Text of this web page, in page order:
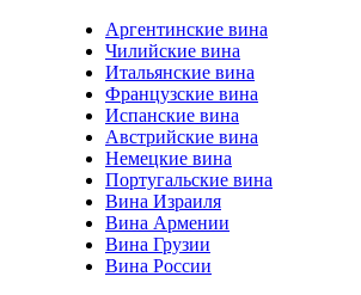
Аргентинские вина
Чилийские вина
Итальянские вина
Французские вина
Испанские вина
Австрийские вина
Немецкие вина
Португальские вина
Вина Израиля
Вина Армении
Вина Грузии
Вина России